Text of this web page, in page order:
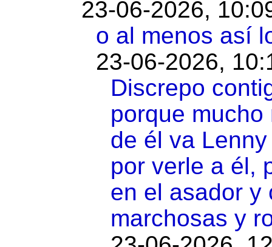
23-06-2026,
o al menos así
23-06-2026,
Discrepo
porque
de él va
por verle a él,
en el asador y
marchosas y